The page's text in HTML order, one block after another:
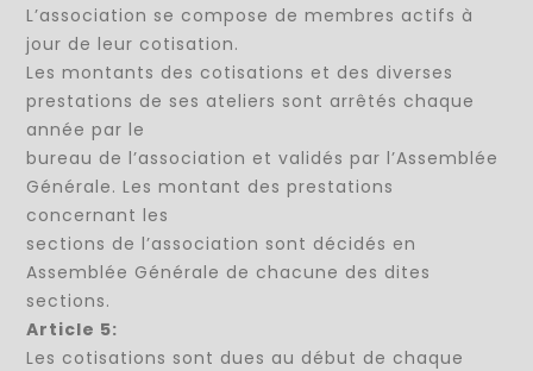
L’association se compose de membres actifs à
jour de leur cotisation.
Les montants des cotisations et des diverses
prestations de ses ateliers sont arrêtés chaque
année par le
bureau de l’association et validés par l’Assemblée
Générale. Les montant des prestations
concernant les
sections de l’association sont décidés en
Assemblée Générale de chacune des dites
sections.
Article 5:
Les cotisations sont dues au début de chaque